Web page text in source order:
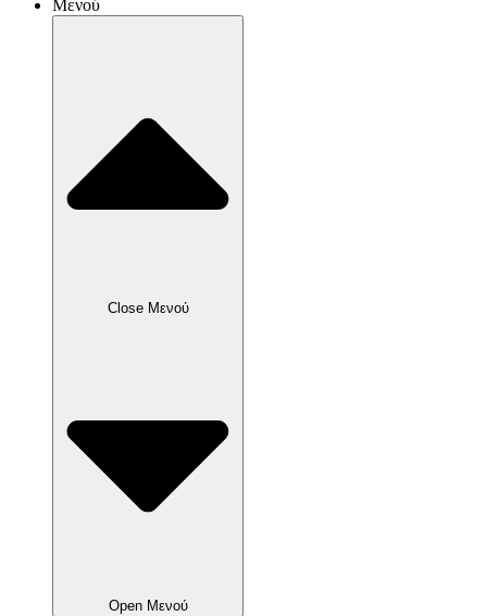
Μενού
Close Μενού
Open Μενού